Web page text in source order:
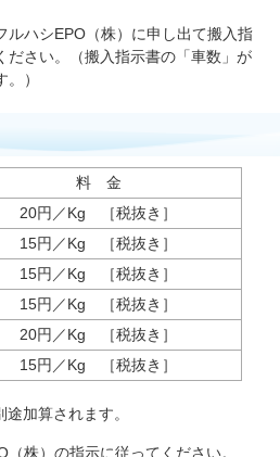
ルハシEPO（株）に申し出て搬入指
ださい。（搬入指示書の「車数」が
）
料 金
20円／Kg ［税抜き］
15円／Kg ［税抜き］
15円／Kg ［税抜き］
15円／Kg ［税抜き］
20円／Kg ［税抜き］
15円／Kg ［税抜き］
加算されます。
株）の指示に従ってください。